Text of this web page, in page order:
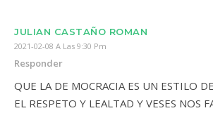
JULIAN CASTAÑO ROMAN
2021-02-08 A Las 9:30 Pm
Responder
QUE LA DE MOCRACIA ES UN ESTILO
EL RESPETO Y LEALTAD Y VESES NOS